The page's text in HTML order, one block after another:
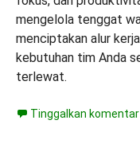
mengelola tenggat
menciptakan alur
kebutuhan tim Anda
terlewat.
Tinggalkan komentar